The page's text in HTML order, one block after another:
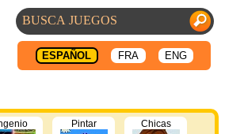
ESPAÑOL FRA ENG
Pintar Chicas